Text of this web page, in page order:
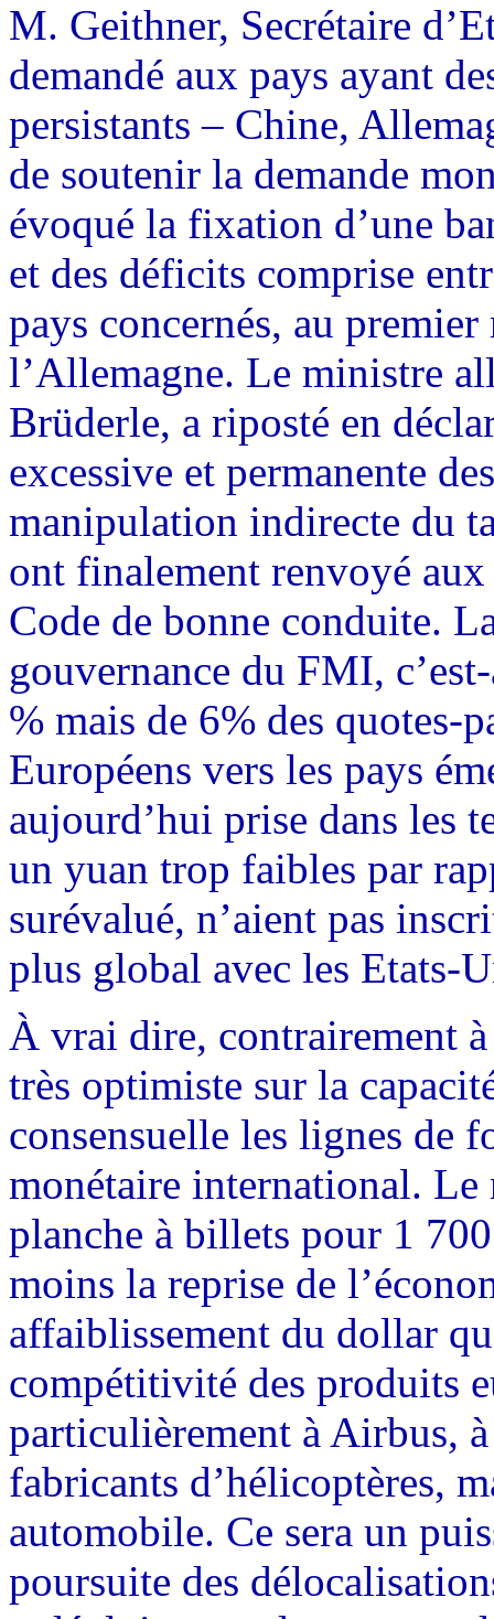
M. Geithner, Secrétaire
demandé aux pays ayant
persistants – Chine,
de soutenir la demande
évoqué la fixation d’une
et des déficits comprise
pays concernés, au
l’Allemagne. Le ministre
Brüderle, a riposté en
excessive et permanente
manipulation indirecte du
ont finalement renvoyé aux
Code de bonne conduite.
gouvernance du FMI,
% mais de 6% des quotes-
Européens vers les pays
aujourd’hui prise dans les
un yuan trop faibles par
surévalué, n’aient pas
plus global avec les Etats-
À vrai dire, contrairement
très optimiste sur la
consensuelle les lignes de
monétaire international. Le
planche à billets pour 1
moins la reprise de
affaiblissement du dollar
compétitivité des produits
particulièrement à Airbus,
fabricants d’hélicoptères,
automobile. Ce sera un
poursuite des